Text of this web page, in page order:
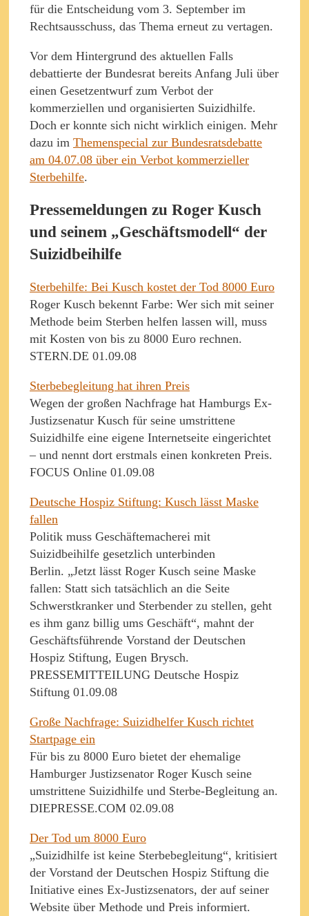
für die Entscheidung vom 3. September im
Rechtsausschuss, das Thema erneut zu vertagen.
Vor dem Hintergrund des aktuellen Falls
debattierte der Bundesrat bereits Anfang Juli über
einen Gesetzentwurf zum Verbot der
kommerziellen und organisierten Suizidhilfe.
Doch er konnte sich nicht wirklich einigen. Mehr
dazu im Themenspecial zur Bundesratsdebatte
am 04.07.08 über ein Verbot kommerzieller
Sterbehilfe.
Pressemeldungen zu Roger Kusch
und seinem „Geschäftsmodell“ der
Suizidbeihilfe
Sterbehilfe: Bei Kusch kostet der Tod 8000 Euro
Roger Kusch bekennt Farbe: Wer sich mit seiner
Methode beim Sterben helfen lassen will, muss
mit Kosten von bis zu 8000 Euro rechnen.
STERN.DE 01.09.08
Sterbebegleitung hat ihren Preis
Wegen der großen Nachfrage hat Hamburgs Ex-
Justizsenatur Kusch für seine umstrittene
Suizidhilfe eine eigene Internetseite eingerichtet
– und nennt dort erstmals einen konkreten Preis.
FOCUS Online 01.09.08
Deutsche Hospiz Stiftung: Kusch lässt Maske
fallen
Politik muss Geschäftemacherei mit
Suizidbeihilfe gesetzlich unterbinden
Berlin. „Jetzt lässt Roger Kusch seine Maske
fallen: Statt sich tatsächlich an die Seite
Schwerstkranker und Sterbender zu stellen, geht
es ihm ganz billig ums Geschäft“, mahnt der
Geschäftsführende Vorstand der Deutschen
Hospiz Stiftung, Eugen Brysch.
PRESSEMITTEILUNG Deutsche Hospiz
Stiftung 01.09.08
Große Nachfrage: Suizidhelfer Kusch richtet
Startpage ein
Für bis zu 8000 Euro bietet der ehemalige
Hamburger Justizsenator Roger Kusch seine
umstrittene Suizidhilfe und Sterbe-Begleitung an.
DIEPRESSE.COM 02.09.08
Der Tod um 8000 Euro
„Suizidhilfe ist keine Sterbebegleitung“, kritisiert
der Vorstand der Deutschen Hospiz Stiftung die
Initiative eines Ex-Justizsenators, der auf seiner
Website über Methode und Preis informiert.